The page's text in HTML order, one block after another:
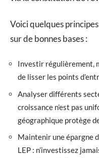
Voici quelques
sur de bonnes bases :
Investir régulièrement,
de lisser les points
Analyser différents
croissance n’est pas
géographique protège
Maintenir une épargne
LEP : n’investissez